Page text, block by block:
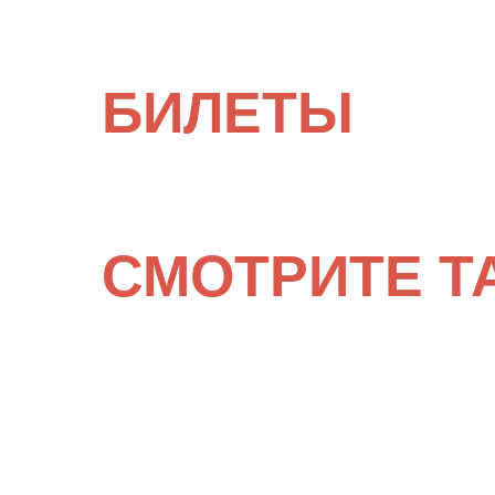
БИЛЕТЫ
СМОТРИТЕ